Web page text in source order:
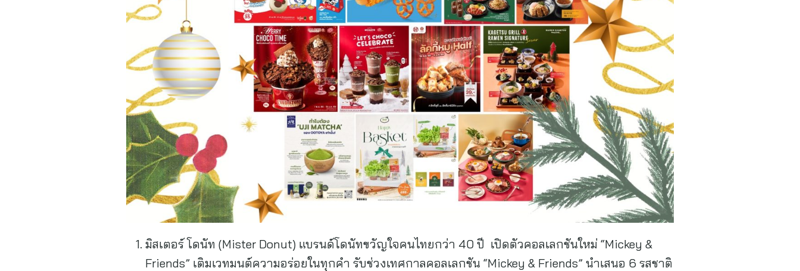
มิสเตอร์ โดนัท (Mister Donut) แบรนด์โดนัทขวัญใจคนไทยกว่า 40 ปี เปิดตัวคอลเลกชันใหม่ “Mickey &
Friends” เติมเวทมนต์ความอร่อยในทุกคำ รับช่วงเทศกาลคอลเลกชัน “Mickey & Friends” นำเสนอ 6 รสชาติ